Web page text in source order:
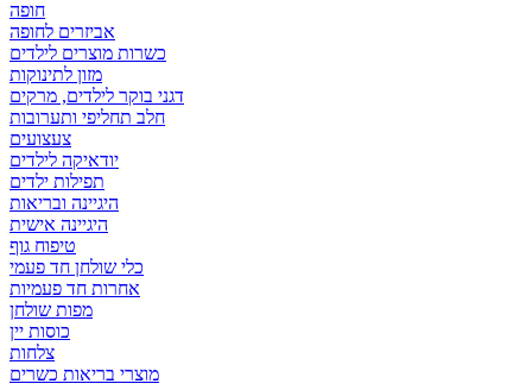
אביזרים לחופה
כשרות מוצרים לילדים
מזון לתינוקות
דגני בוקר לילדים, מרקים
חלב תחליפי ותערובות
צעצועים
יודאיקה לילדים
תפילות ילדים
היגיינה ובריאות
היגיינה אישית
טיפוח גוף
כלי שולחן חד פעמי
אחרות חד פעמיות
מפות שולחן
כוסות יין
צלחות
מוצרי בריאות כשרים